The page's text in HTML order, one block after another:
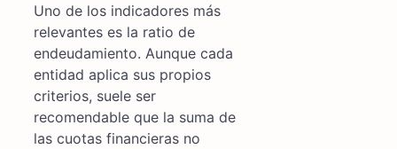
Uno de los indicadores más
relevantes es la ratio de
endeudamiento. Aunque cada
entidad aplica sus propios
criterios, suele ser
recomendable que la suma de
las cuotas financieras no